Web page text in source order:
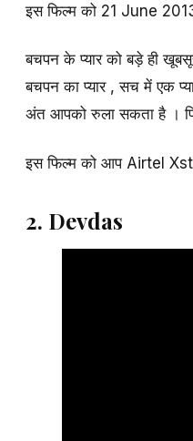
इस फिल्म को 21 June
बचपन के प्यार को बड़े ही
बचपन का प्यार , सच में एक
अंत आपको रुला सकता है ।
इस फिल्म को आप Airtel
2. Devdas